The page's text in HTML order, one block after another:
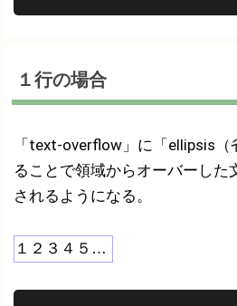
１行の場合
「text-overflow」に「ellipsis
ることで領域からオーバーした
されるようになる。
１２３４５６７８９０１２３４５６７８９０